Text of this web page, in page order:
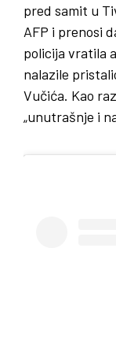
pred samit u
AFP i prenosi
policija vratila
nalazile
Vučića. Kao
„unutrašnje i